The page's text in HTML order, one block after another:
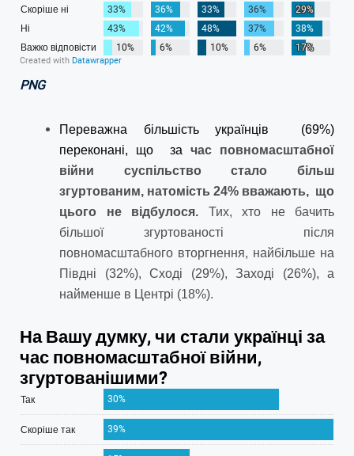
PNG
Переважна більшість українців (69%)
переконані, що за час повномасштабної
війни суспільство стало більш
згуртованим, натомість 24% вважають, що
цього не відбулося. Тих, хто не бачить
більшої згуртованості після
повномасштабного вторгнення, найбільше на
Півдні (32%), Сході (29%), Заході (26%), а
найменше в Центрі (18%).